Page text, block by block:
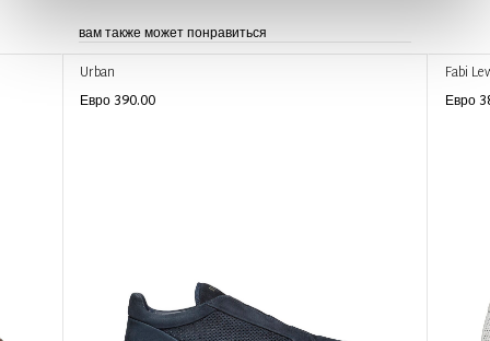
вам также может понравиться
Urban
Евро 390.00
Fabi
Евро